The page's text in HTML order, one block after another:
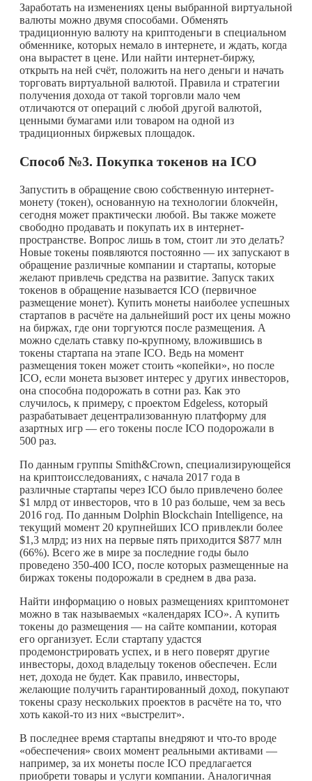
Заработать на изменениях цены выбранной виртуальной
валюты можно двумя способами. Обменять
традиционную валюту на криптоденьги в специальном
обменнике, которых немало в интернете, и ждать, когда
она вырастет в цене. Или найти интернет-биржу,
открыть на ней счёт, положить на него деньги и начать
торговать виртуальной валютой. Правила и стратегии
получения дохода от такой торговли мало чем
отличаются от операций с любой другой валютой,
ценными бумагами или товаром на одной из
традиционных биржевых площадок.
Способ №3. Покупка токенов на ICO
Запустить в обращение свою собственную интернет-
монету (токен), основанную на технологии блокчейн,
сегодня может практически любой. Вы также можете
свободно продавать и покупать их в интернет-
пространстве. Вопрос лишь в том, стоит ли это делать?
Новые токены появляются постоянно — их запускают в
обращение различные компании и стартапы, которые
желают привлечь средства на развитие. Запуск таких
токенов в обращение называется ICO (первичное
размещение монет). Купить монеты наиболее успешных
стартапов в расчёте на дальнейший рост их цены можно
на биржах, где они торгуются после размещения. А
можно сделать ставку по-крупному, вложившись в
токены стартапа на этапе ICO. Ведь на момент
размещения токен может стоить «копейки», но после
ICO, если монета вызовет интерес у других инвесторов,
она способна подорожать в сотни раз. Как это
случилось, к примеру, с проектом Edgeless, который
разрабатывает децентрализованную платформу для
азартных игр — его токены после ICO подорожали в
500 раз.
По данным группы Smith&Crown, специализирующейся
на криптоисследованиях, с начала 2017 года в
различные стартапы через ICO было привлечено более
$1 млрд от инвесторов, что в 10 раз больше, чем за весь
2016 год. По данным Dolphin Blockchain Intelligence, на
текущий момент 20 крупнейших ICO привлекли более
$1,3 млрд; из них на первые пять приходится $877 млн
(66%). Всего же в мире за последние годы было
проведено 350-400 ICO, после которых размещенные на
биржах токены подорожали в среднем в два раза.
Найти информацию о новых размещениях криптомонет
можно в так называемых «календарях ICO». А купить
токены до размещения — на сайте компании, которая
его организует. Если стартапу удастся
продемонстрировать успех, и в него поверят другие
инвесторы, доход владельцу токенов обеспечен. Если
нет, дохода не будет. Как правило, инвесторы,
желающие получить гарантированный доход, покупают
токены сразу нескольких проектов в расчёте на то, что
хоть какой-то из них «выстрелит».
В последнее время стартапы внедряют и что-то вроде
«обеспечения» своих момент реальными активами —
например, за их монеты после ICO предлагается
приобрети товары и услуги компании. Аналогичная